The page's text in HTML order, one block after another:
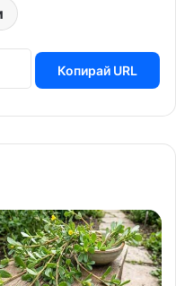
Копирай URL